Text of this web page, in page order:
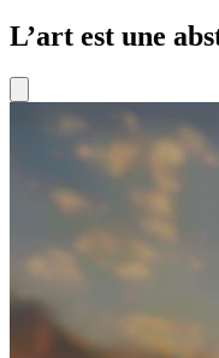
L’art est une